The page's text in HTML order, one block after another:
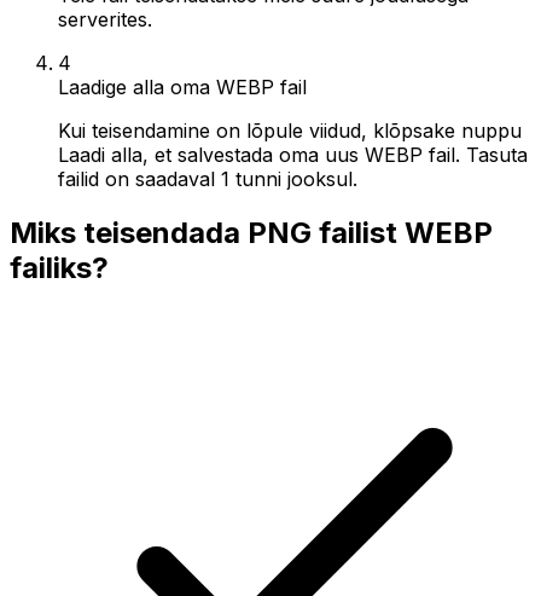
serverites.
4
Laadige alla oma WEBP fail
Kui teisendamine on lõpule viidud, klõpsake nuppu
Laadi alla, et salvestada oma uus WEBP fail. Tasuta
failid on saadaval 1 tunni jooksul.
Miks teisendada PNG failist WEBP
failiks?